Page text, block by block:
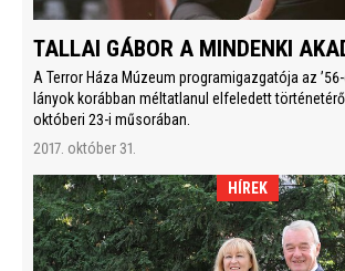
TALLAI GÁBOR A MINDENKI
A Terror Háza Múzeum programigazgatója az
lányok korábban méltatlanul elfeledett
októberi 23-i műsorában.
2017. október 31.
HÍREK